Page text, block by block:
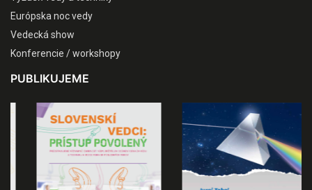
Európska noc vedy
Vedecká show
Konferencie / workshopy
PUBLIKUJEME